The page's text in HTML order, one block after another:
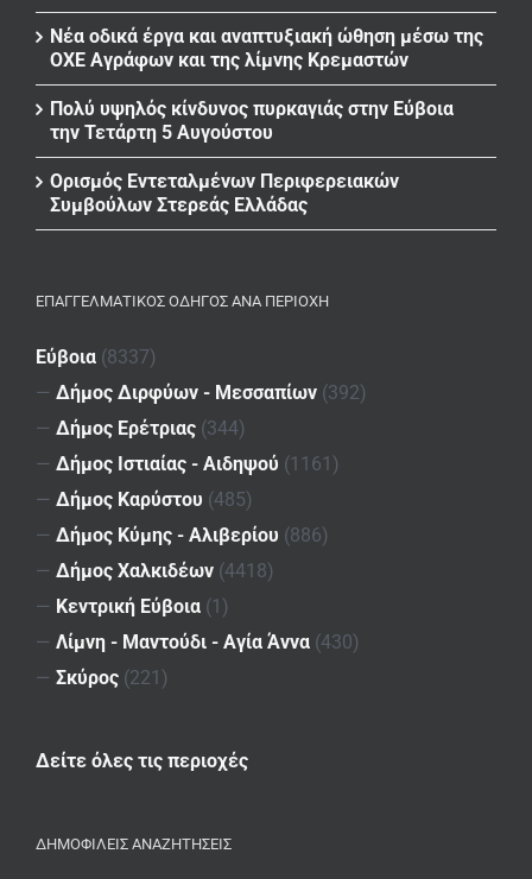
Νέα οδικά έργα και αναπτυξιακή ώθηση μέσω της
ΟΧΕ Αγράφων και της λίμνης Κρεμαστών
Πολύ υψηλός κίνδυνος πυρκαγιάς στην Εύβοια
την Τετάρτη 5 Αυγούστου
Ορισμός Εντεταλμένων Περιφερειακών
Συμβούλων Στερεάς Ελλάδας
ΕΠΑΓΓΕΛΜΑΤΙΚΌΣ ΟΔΗΓΌΣ ΑΝΆ ΠΕΡΙΟΧΉ
Εύβοια (8337)
— Δήμος Διρφύων - Μεσσαπίων (392)
— Δήμος Ερέτριας (344)
— Δήμος Ιστιαίας - Αιδηψού (1161)
— Δήμος Καρύστου (485)
— Δήμος Κύμης - Αλιβερίου (886)
— Δήμος Χαλκιδέων (4418)
— Κεντρική Εύβοια (1)
— Λίμνη - Μαντούδι - Αγία Άννα (430)
— Σκύρος (221)
Δείτε όλες τις περιοχές
ΔΗΜΟΦΙΛΕΙΣ ΑΝΑΖΗΤΗΣΕΙΣ